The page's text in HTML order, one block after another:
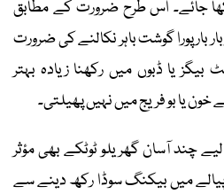
جائے۔ اس طرح ضرورت کے مطابق
بار پورا گوشت باہر نکالنے کی ضرورت
بیگز یا ڈبوں میں رکھنا زیادہ بہتر
یا بو فریج میں نہیں پھیلتی۔
چند آسان گھریلو ٹوٹکے بھی مؤثر
میں بیکنگ سوڈا رکھ دینے سے